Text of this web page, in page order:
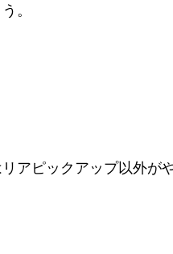
。
アピックアップ以外が